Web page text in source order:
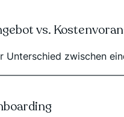
vs.
Unterschied zwischen